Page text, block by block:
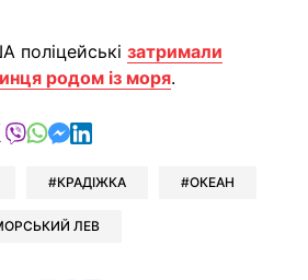
поліцейські затримали
родом із моря.
у Telegram
у Facebook
поділитись у X
відправити у Viber
відправити у Whatsapp
відправити у Messenger
відправити у LinkedIn
КРАДІЖКА ОКЕАН
ЛЕВ